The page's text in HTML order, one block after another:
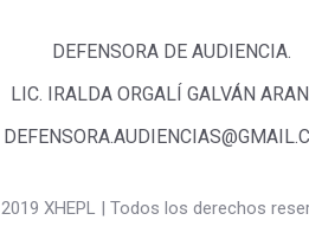
DEFENSORA DE AUDIENCIA.
LIC. IRALDA ORGALÍ GALVÁN
2019 XHEPL | Todos los derechos